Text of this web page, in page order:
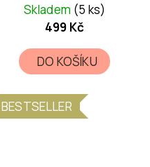
Skladem (5 ks)
499 Kč
DO KOŠÍKU
BESTSELLER